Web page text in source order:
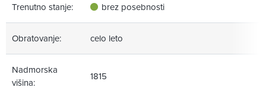
Trenutno stanje: brez posebnosti
Obratovanje: celo leto
Nadmorska
višina:
1815